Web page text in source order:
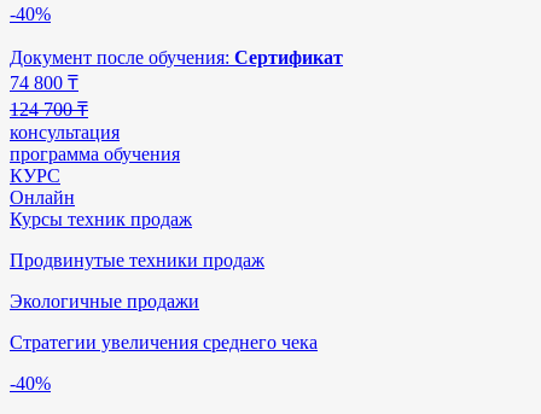
-40%
Документ после обучения: Сертификат
74 800 ₸
124 700 ₸
консультация
программа обучения
КУРС
Онлайн
Курсы техник продаж
Продвинутые техники продаж
Экологичные продажи
Стратегии увеличения среднего чека
-40%